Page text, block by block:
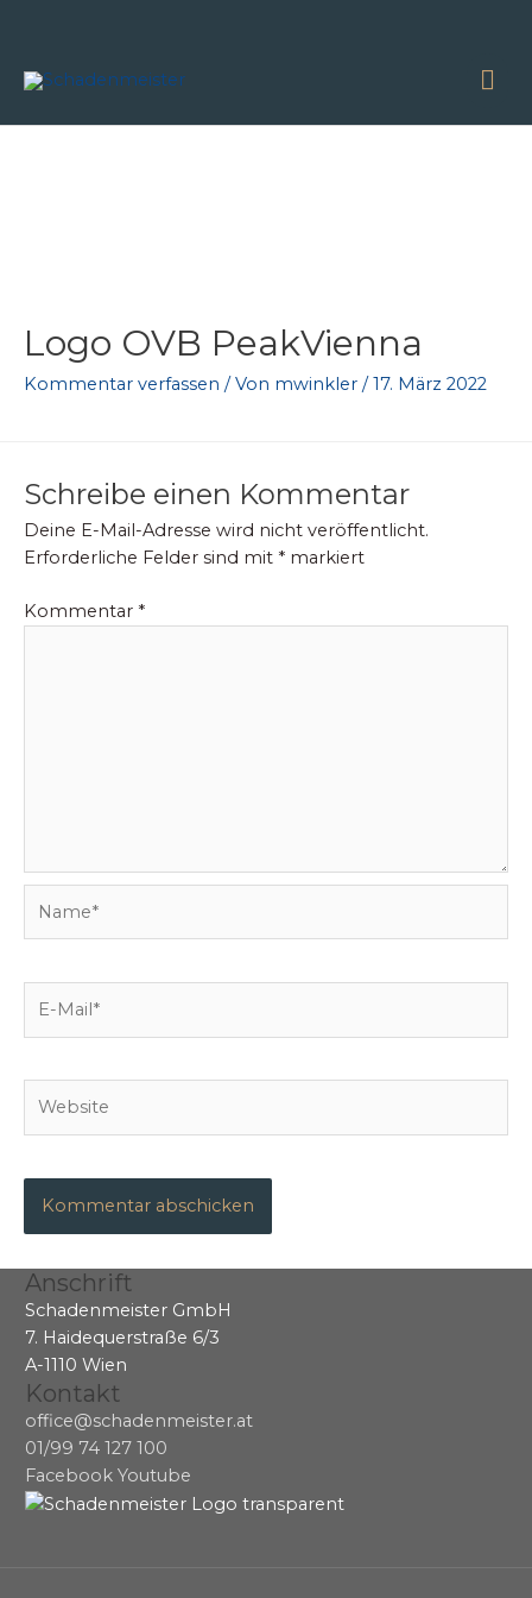
springen
Logo OVB PeakVienna
Kommentar verfassen / Von mwinkler /17. März 2022
Schreibe einen Kommentar
Deine E-Mail-Adresse wird nicht veröffentlicht.
Erforderliche Felder sind mit * markiert
Kommentar *
Mail*
Anschrift
Schadenmeister GmbH
7. Haidequerstraße 6/3
A-1110 Wien
Kontakt
office@schadenmeister.at
01/99 74 127 100
Facebook Youtube